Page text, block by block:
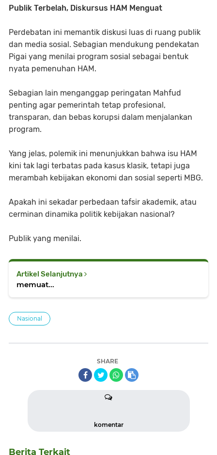
Publik Terbelah, Diskursus HAM Menguat
Perdebatan ini memantik diskusi luas di ruang publik
dan media sosial. Sebagian mendukung pendekatan
Pigai yang menilai program sosial sebagai bentuk
nyata pemenuhan HAM.
Sebagian lain menganggap peringatan Mahfud
penting agar pemerintah tetap profesional,
transparan, dan bebas korupsi dalam menjalankan
program.
Yang jelas, polemik ini menunjukkan bahwa isu HAM
kini tak lagi terbatas pada kasus klasik, tetapi juga
merambah kebijakan ekonomi dan sosial seperti MBG.
Apakah ini sekadar perbedaan tafsir akademik, atau
cerminan dinamika politik kebijakan nasional?
Publik yang menilai.
Artikel Selanjutnya
memuat...
Nasional
SHARE
komentar
Berita Terkait